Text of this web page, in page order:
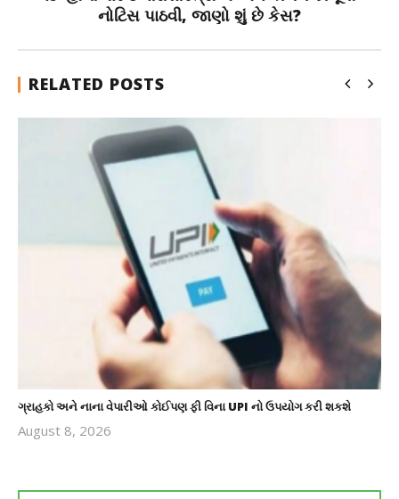
નોટિસ પાઠવી, જાણો શું છે કેસ?
RELATED POSTS
ગ્રાહકો અને નાના વેપારીઓ કોઈપણ ફી વિના UPI નો ઉપયોગ કરી શકશે
August 8, 2026